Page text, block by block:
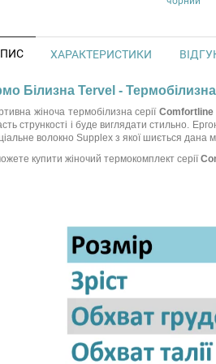
ХАРАКТЕРИСТИКИ
Білизна Tervel -
жіноча термобілизна серії
стрункості і буде виглядати стильно.
волокно Supplex з якої шиється дана
купити жіночий термокомплект серії